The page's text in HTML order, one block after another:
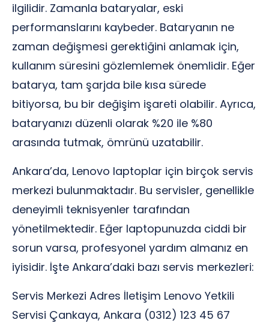
ilgilidir. Zamanla bataryalar, eski
performanslarını kaybeder. Bataryanın ne
zaman değişmesi gerektiğini anlamak için,
kullanım süresini gözlemlemek önemlidir. Eğer
batarya, tam şarjda bile kısa sürede
bitiyorsa, bu bir değişim işareti olabilir. Ayrıca,
bataryanızı düzenli olarak %20 ile %80
arasında tutmak, ömrünü uzatabilir.
Ankara’da, Lenovo laptoplar için birçok servis
merkezi bulunmaktadır. Bu servisler, genellikle
deneyimli teknisyenler tarafından
yönetilmektedir. Eğer laptopunuzda ciddi bir
sorun varsa, profesyonel yardım almanız en
iyisidir. İşte Ankara’daki bazı servis merkezleri:
Servis Merkezi Adres İletişim Lenovo Yetkili
Servisi Çankaya, Ankara (0312) 123 45 67